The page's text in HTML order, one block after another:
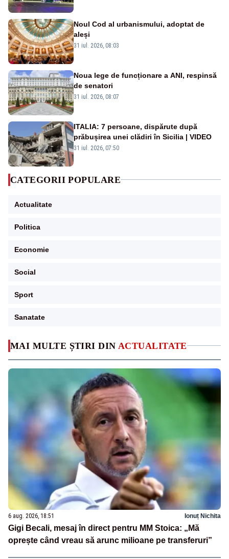
MAI MULTE ȘTIRI DIN ACTUALITATE
6 aug. 2026, 18:51 Ionuț Nichita
Gigi Becali, mesaj în direct pentru MM Stoica: „Mă
oprește când vreau să arunc milioane pe transferuri”
Noul Cod al urbanismului, adoptat de
aleși
31 iul. 2026, 08:03
Noua lege de funcționare a ANI, respinsă
de senatori
31 iul. 2026, 08:07
ITALIA: 7 persoane, dispărute după
prăbușirea unei clădiri în Sicilia | VIDEO
31 iul. 2026, 07:50
CATEGORII POPULARE
Actualitate
Politica
Economie
Social
Sport
Sanatate